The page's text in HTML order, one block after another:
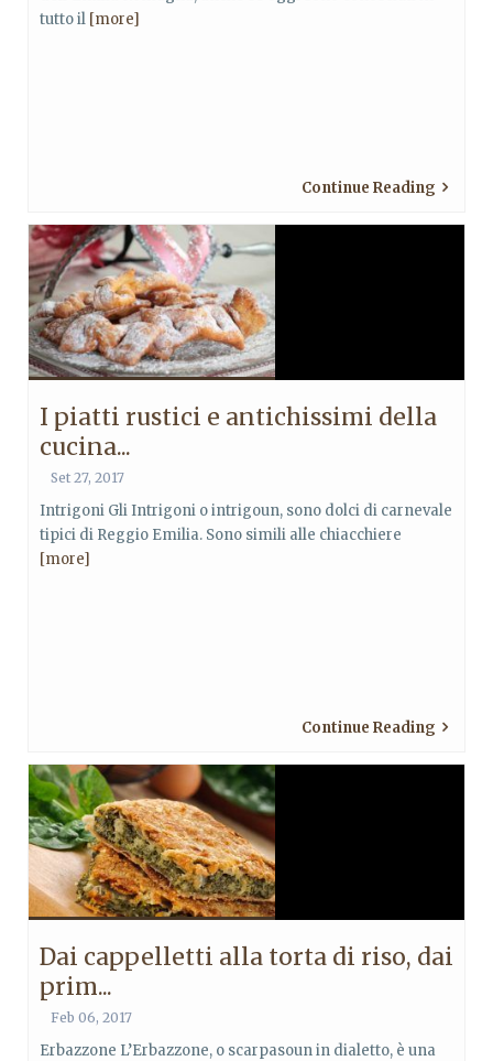
tutto il [more]
Continue Reading
I piatti rustici e antichissimi della
cucina...
Set 27, 2017
Intrigoni Gli Intrigoni o intrigoun, sono dolci di carnevale
tipici di Reggio Emilia. Sono simili alle chiacchiere
[more]
Continue Reading
Dai cappelletti alla torta di riso, dai
prim...
Feb 06, 2017
Erbazzone L’Erbazzone, o scarpasoun in dialetto, è una